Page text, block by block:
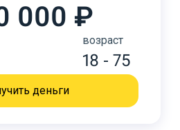
000 ₽
возраст
18 - 75
деньги